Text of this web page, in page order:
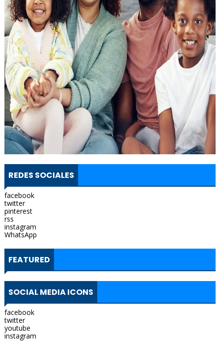
REDES SOCIALES
facebook
twitter
pinterest
rss
instagram
WhatsApp
FEATURED
SOCIAL MEDIA ICONS
facebook
twitter
youtube
instagram